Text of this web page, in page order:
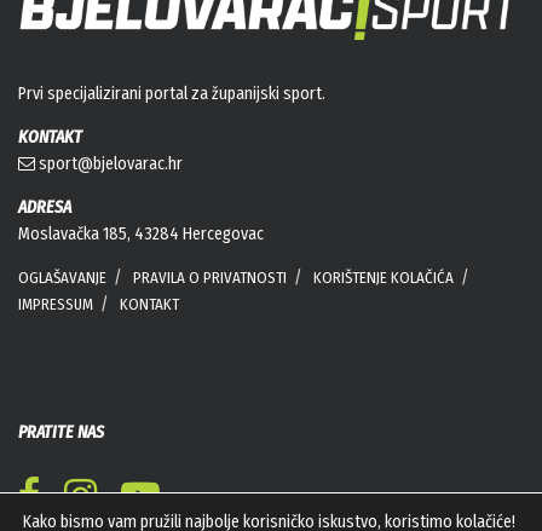
Prvi specijalizirani portal za županijski sport.
KONTAKT
sport@bjelovarac.hr
ADRESA
Moslavačka 185, 43284 Hercegovac
OGLAŠAVANJE PRAVILA O PRIVATNOSTI
KORIŠTENJE KOLAČIĆA
IMPRESSUM
KONTAKT
PRATITE NAS
Kako bismo vam pružili najbolje korisničko iskustvo, koristimo kolačiće!